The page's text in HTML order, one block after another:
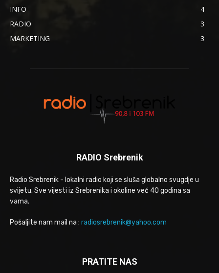
INFO
4
RADIO
3
MARKETING
3
RADIO Srebrenik
Radio Srebrenik - lokalni radio koji se sluša globalno svugdje u
svijetu. Sve vijesti iz Srebrenika i okoline već 40 godina sa
vama.
Pošaljite nam mail na : radiosrebrenik@yahoo.com
PRATITE NAS